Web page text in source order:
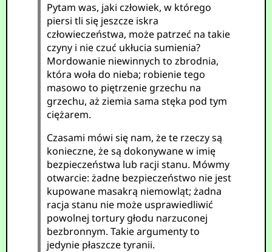
Pytam was, jaki człowiek, w którego
piersi tli się jeszcze iskra
człowieczeństwa, może patrzeć na takie
czyny i nie czuć ukłucia sumienia?
Mordowanie niewinnych to zbrodnia,
która woła do nieba; robienie tego
masowo to piętrzenie grzechu na
grzechu, aż ziemia sama stęka pod tym
ciężarem.
Czasami mówi się nam, że te rzeczy są
konieczne, że są dokonywane w imię
bezpieczeństwa lub racji stanu. Mówmy
otwarcie: żadne bezpieczeństwo nie jest
kupowane masakrą niemowląt; żadna
racja stanu nie może usprawiedliwić
powolnej tortury głodu narzuconej
bezbronnym. Takie argumenty to
jedynie płaszcze tyranii.